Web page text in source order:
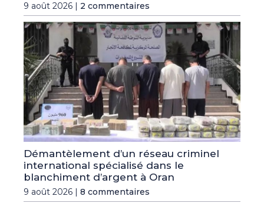
9 août 2026 | 2 commentaires
Démantèlement d’un réseau criminel
international spécialisé dans le
blanchiment d’argent à Oran
9 août 2026 | 8 commentaires